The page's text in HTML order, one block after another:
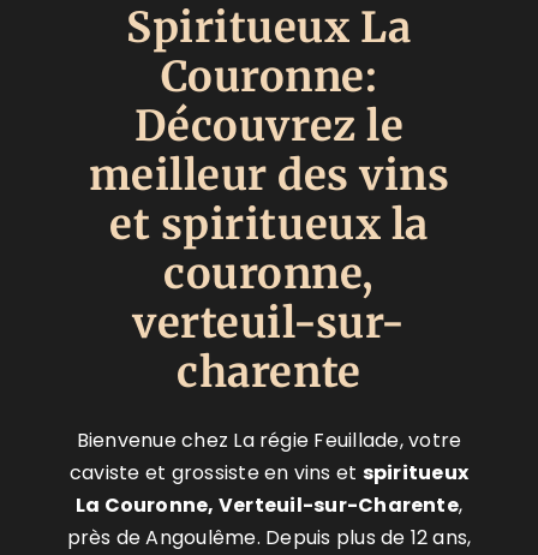
Spiritueux La
Couronne:
Découvrez le
meilleur des vins
et spiritueux la
couronne,
verteuil-sur-
charente
Bienvenue chez La régie Feuillade, votre
caviste et grossiste en vins et spiritueux
La Couronne, Verteuil-sur-Charente,
près de Angoulême. Depuis plus de 12 ans,